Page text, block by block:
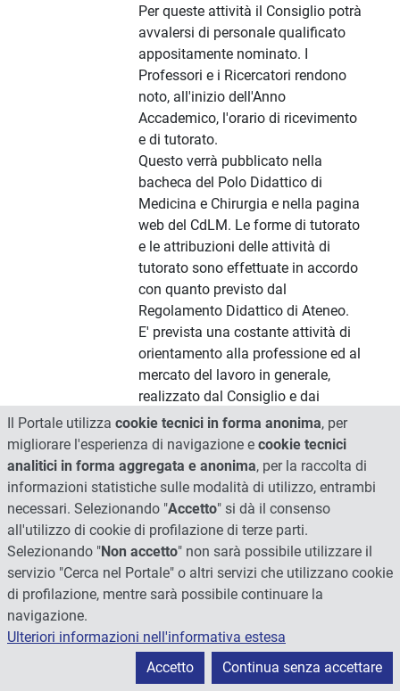
Per queste attività il Consiglio potrà
avvalersi di personale qualificato
appositamente nominato. I
Professori e i Ricercatori rendono
noto, all'inizio dell'Anno
Accademico, l'orario di ricevimento
e di tutorato.
Questo verrà pubblicato nella
bacheca del Polo Didattico di
Medicina e Chirurgia e nella pagina
web del CdLM. Le forme di tutorato
e le attribuzioni delle attività di
tutorato sono effettuate in accordo
con quanto previsto dal
Regolamento Didattico di Ateneo.
E' prevista una costante attività di
orientamento alla professione ed al
mercato del lavoro in generale,
realizzato dal Consiglio e dai
Dipartimenti partecipanti, anche
avvalendosi di attività seminariali
svolte da personale qualificato
esterno all'Ateneo di Perugia. Sono
previste collaborazioni con il
Servizio Job Placement d'Ateneo
finalizzate alla progettazione di
iniziative volte a favorire
l'inserimento occupazionale dei
L’Università di Perugia offre il
servizio di orientamento guidato da
Il Portale utilizza cookie tecnici in forma anonima, per
migliorare l'esperienza di navigazione e cookie tecnici
analitici in forma aggregata e anonima, per la raccolta di
informazioni statistiche sulle modalità di utilizzo, entrambi
necessari. Selezionando "Accetto" si dà il consenso
all'utilizzo di cookie di profilazione di terze parti.
Selezionando "Non accetto" non sarà possibile utilizzare il
servizio "Cerca nel Portale" o altri servizi che utilizzano cookie
di profilazione, mentre sarà possibile continuare la
navigazione.
Ulteriori informazioni nell'informativa estesa
Accetto
Continua senza accettare